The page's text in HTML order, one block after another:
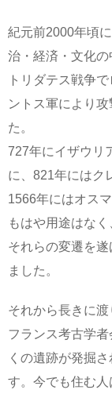
紀元前2000年頃
治・経済・文化
トリダテス戦争
ントス軍により
た。
727年にイザウリ
に、821年にはク
1566年にはオス
もはや用途はな
それらの変遷を
ました。
それから長きに渡
フランス考古学
くの遺跡が発掘
す。今でも住む人